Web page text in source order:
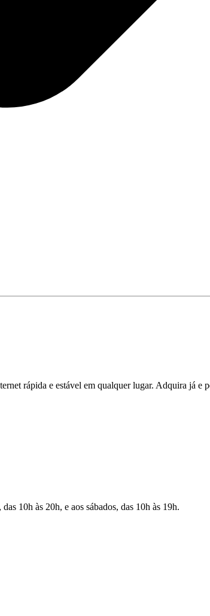
rápida e estável em qualquer lugar. Adquira já e
10h às 20h, e aos sábados, das 10h às 19h.